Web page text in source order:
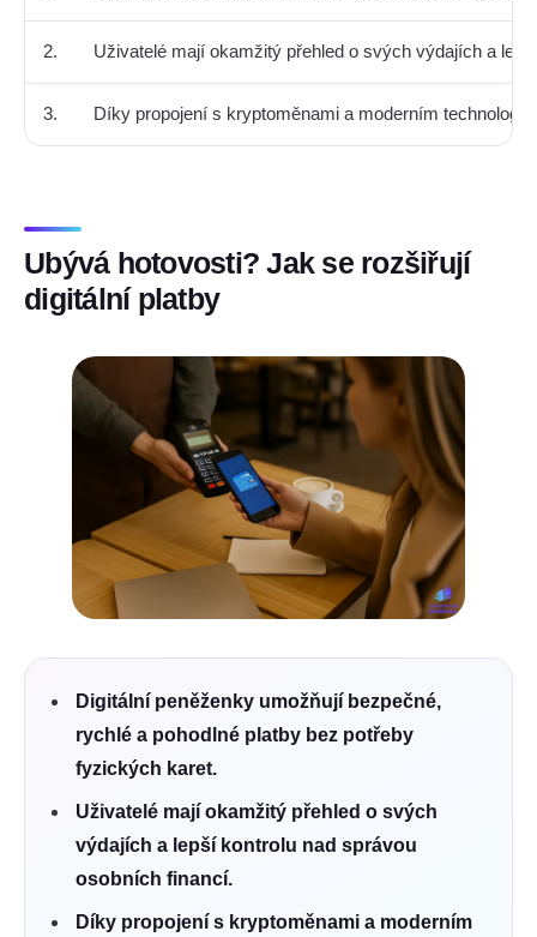
2. Uživatelé mají okamžitý přehled o svých výdajích a
3. Díky propojení s kryptoměnami a moderním
Ubývá hotovosti? Jak se rozšiřují
digitální platby
Digitální peněženky umožňují bezpečné,
rychlé a pohodlné platby bez potřeby
fyzických karet.
Uživatelé mají okamžitý přehled o svých
výdajích a lepší kontrolu nad správou
osobních financí.
Díky propojení s kryptoměnami a moderním